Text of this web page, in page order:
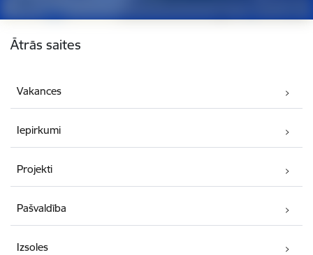
Ātrās saites
Vakances
Iepirkumi
Projekti
Pašvaldība
Izsoles